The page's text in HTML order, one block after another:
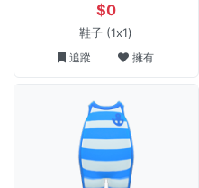
$0
鞋子 (1x1)
追蹤 擁有